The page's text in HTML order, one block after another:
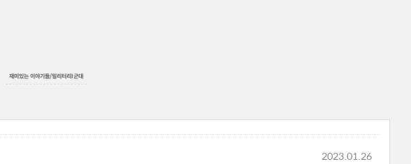
재미있는 이야기들/밀리터리l군대
2023.01.26